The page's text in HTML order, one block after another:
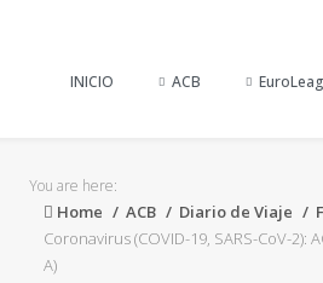
INICIO ACB
You are here:
Home ACB Diario de Viaje
Coronavirus (COVID-19, SARS-CoV-2):
A)